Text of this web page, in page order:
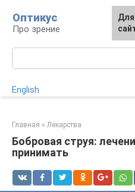
контенту
Оптикус
Про зрение
English
Главная » Лекарства
Бобровая струя:
принимать